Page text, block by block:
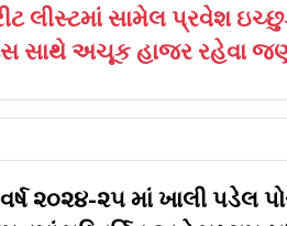
લીસ્ટમાં સામેલ પ્રવેશ
સાથે અચૂક હાજર રહેવા
૨૦૨૪-૨૫ માં ખાલી